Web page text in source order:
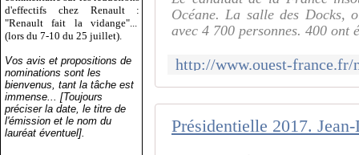
d'effectifs chez Renault :
"Renault fait la vidange"...
(lors du 7-10 du 25 juillet).
Vos avis et propositions de
nominations sont les
bienvenus, tant la tâche est
immense... [Toujours
préciser la date, le titre de
l'émission et le nom du
lauréat éventuel].
Océane. La salle des Docks,
avec 4 700 personnes. 400 ont